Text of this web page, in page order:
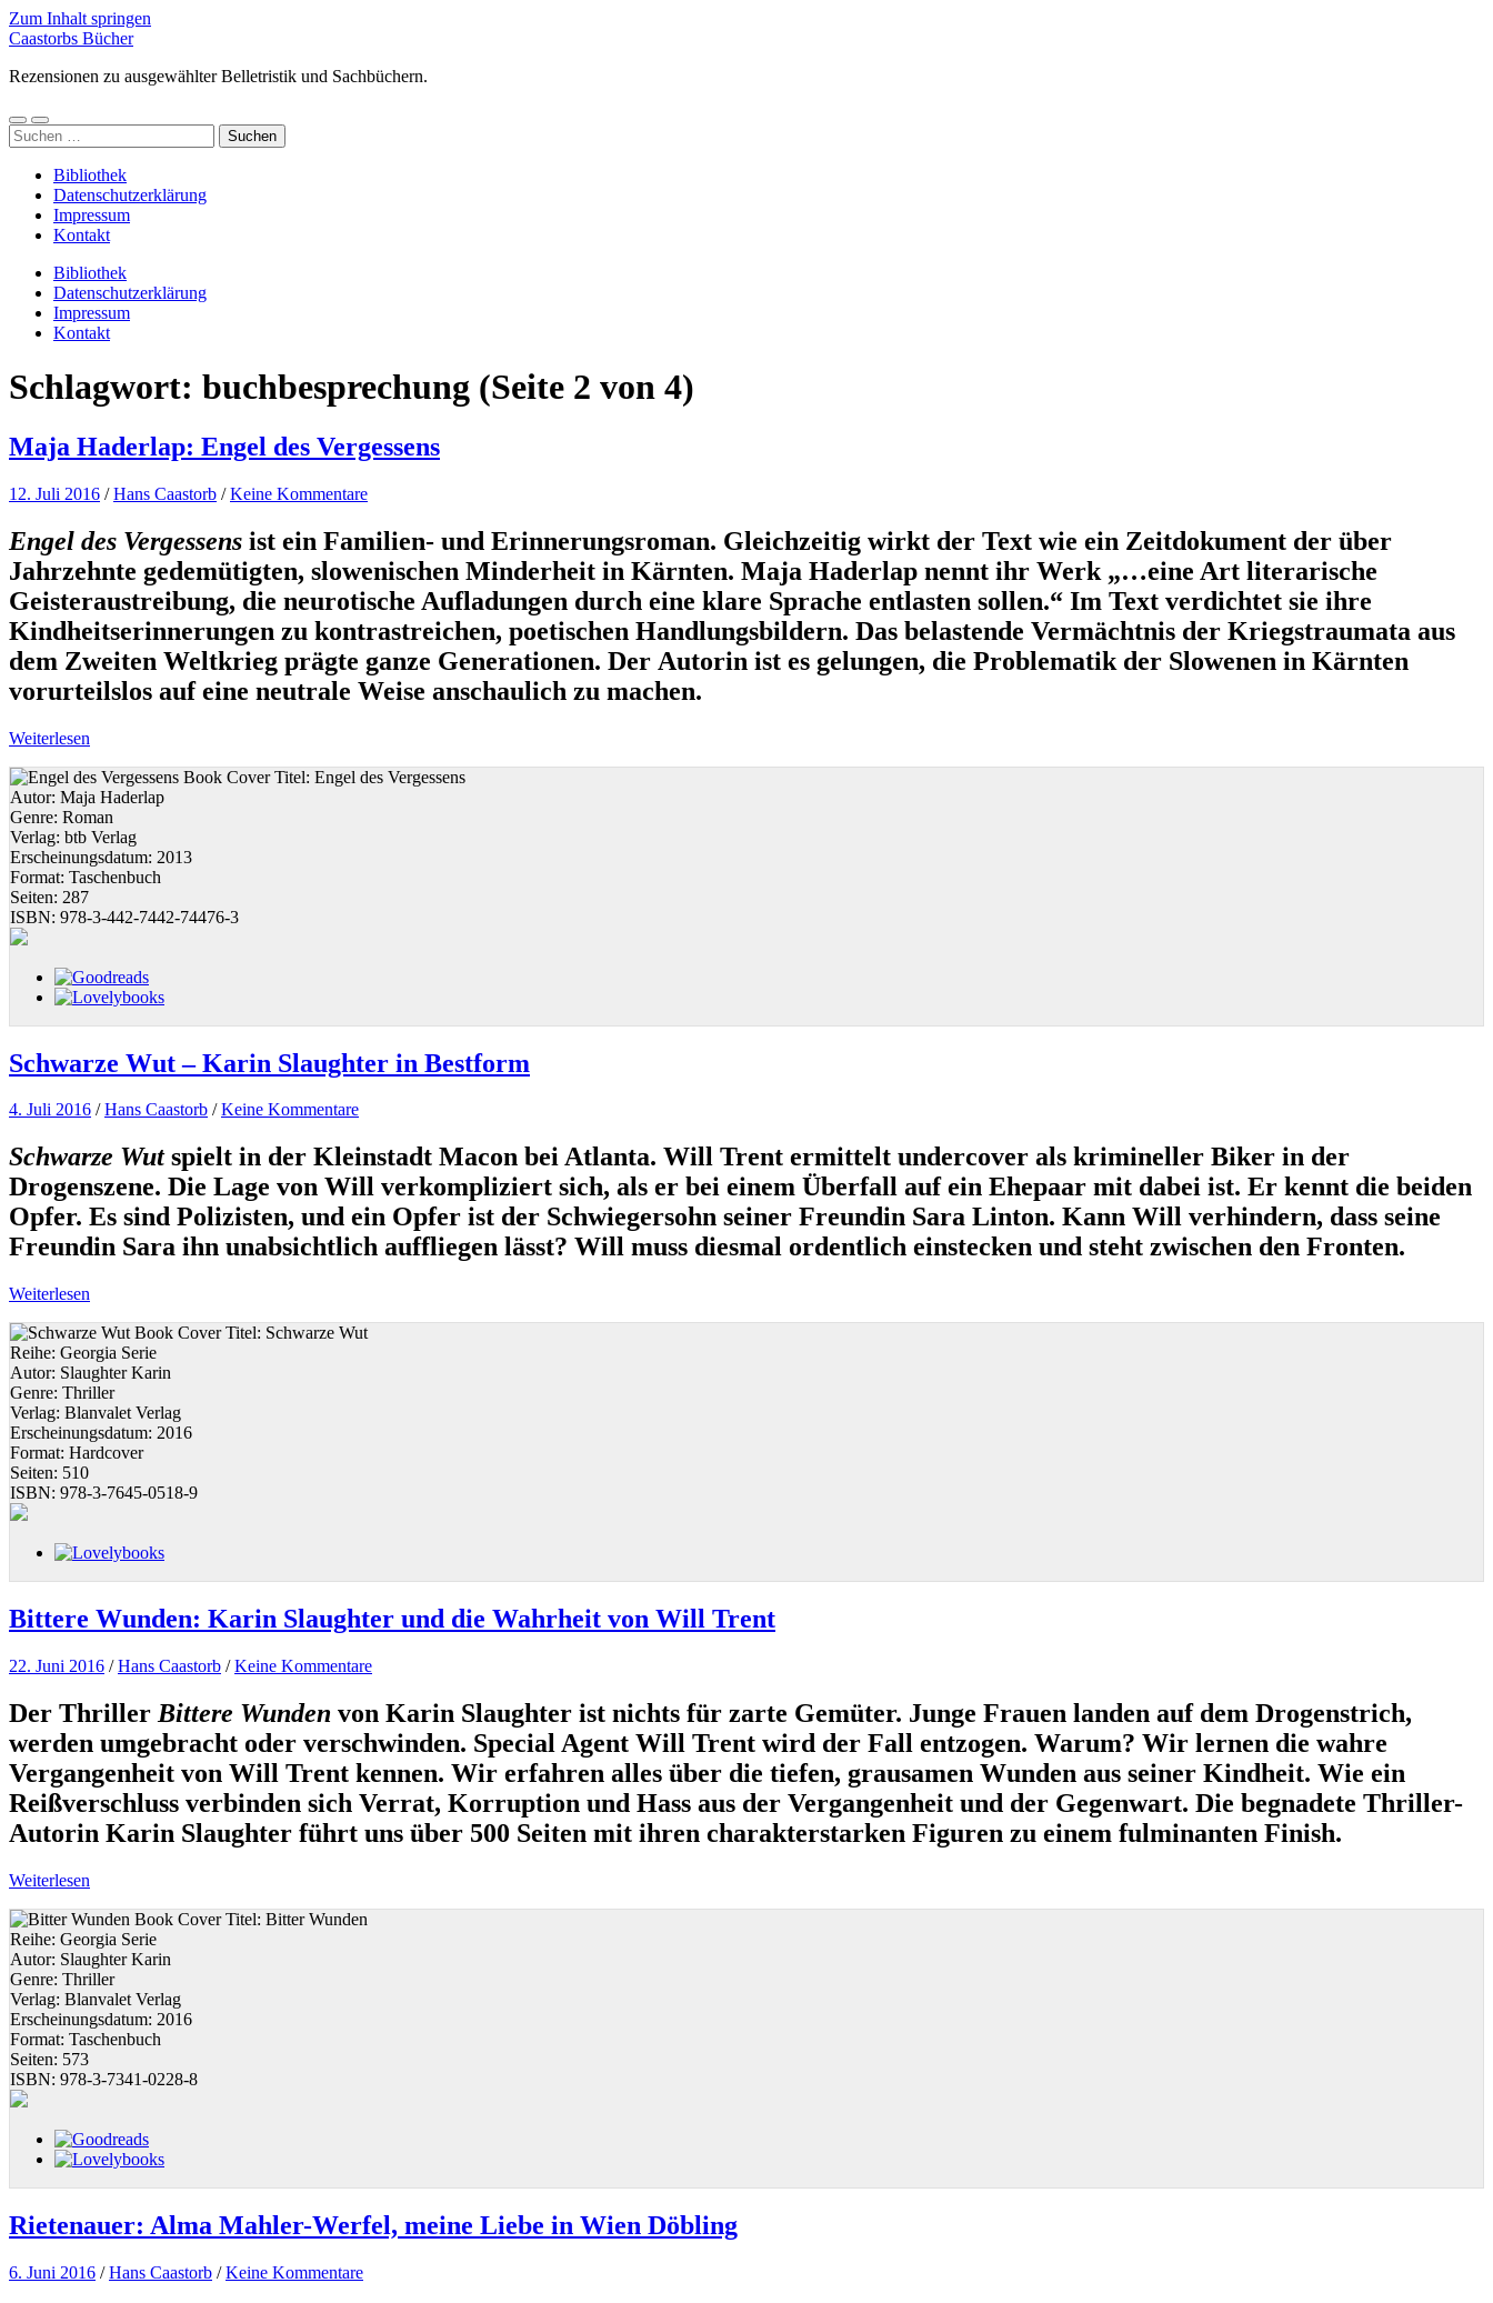
Zum Inhalt springen
Caastorbs Bücher
Rezensionen zu ausgewählter Belletristik und Sachbüchern.
Mobile-
Menü
Suchfeld
ein-/ausblenden
Suchen
nach:
Bibliothek
Datenschutzerklärung
Impressum
Kontakt
Bibliothek
Datenschutzerklärung
Impressum
Kontakt
Schlagwort: buchbesprechung (Seite 2 von 4)
Maja Haderlap: Engel des Vergessens
12. Juli 2016 /Hans Caastorb /Keine Kommentare
Engel des Vergessens ist ein Familien- und Erinnerungsroman. Gleichzeitig wirkt der Text wie ein Zeitdokument der über
Jahrzehnte gedemütigten, slowenischen Minderheit in Kärnten. Maja Haderlap nennt ihr Werk „…eine Art literarische
Geisteraustreibung, die neurotische Aufladungen durch eine klare Sprache entlasten sollen.“ Im Text verdichtet sie ihre
Kindheitserinnerungen zu kontrastreichen, poetischen Handlungsbildern. Das belastende Vermächtnis der Kriegstraumata aus
dem Zweiten Weltkrieg prägte ganze Generationen. Der Autorin ist es gelungen, die Problematik der Slowenen in Kärnten
vorurteilslos auf eine neutrale Weise anschaulich zu machen.
Weiterlesen
Titel: Engel des Vergessens
Autor: Maja Haderlap
Genre: Roman
Verlag: btb Verlag
Erscheinungsdatum: 2013
Format: Taschenbuch
Seiten: 287
ISBN: 978-3-442-7442-74476-3
Schwarze Wut – Karin Slaughter in Bestform
4. Juli 2016 /Hans Caastorb /Keine Kommentare
Schwarze Wutspielt in der Kleinstadt Macon bei Atlanta. Will Trent ermittelt undercover als krimineller Biker in der
Drogenszene. Die Lage von Will verkompliziert sich, als er bei einem Überfall auf ein Ehepaar mit dabei ist. Er kennt die beiden
Opfer. Es sind Polizisten, und ein Opfer ist der Schwiegersohn seiner Freundin Sara Linton. Kann Will verhindern, dass seine
Freundin Sara ihn unabsichtlich auffliegen lässt? Will muss diesmal ordentlich einstecken und steht zwischen den Fronten.
Weiterlesen
Titel: Schwarze Wut
Reihe: Georgia Serie
Autor: Slaughter Karin
Genre: Thriller
Verlag: Blanvalet Verlag
Erscheinungsdatum: 2016
Format: Hardcover
Seiten: 510
ISBN: 978-3-7645-0518-9
Bittere Wunden: Karin Slaughter und die Wahrheit von Will Trent
22. Juni 2016 /Hans Caastorb /Keine Kommentare
Der Thriller Bittere Wunden von Karin Slaughter ist nichts für zarte Gemüter. Junge Frauen landen auf dem Drogenstrich,
werden umgebracht oder verschwinden. Special Agent Will Trent wird der Fall entzogen. Warum? Wir lernen die wahre
Vergangenheit von Will Trent kennen. Wir erfahren alles über die tiefen, grausamen Wunden aus seiner Kindheit. Wie ein
Reißverschluss verbinden sich Verrat, Korruption und Hass aus der Vergangenheit und der Gegenwart. Die begnadete Thriller-
Autorin Karin Slaughter führt uns über 500 Seiten mit ihren charakterstarken Figuren zu einem fulminanten Finish.
Weiterlesen
Titel: Bitter Wunden
Reihe: Georgia Serie
Autor: Slaughter Karin
Genre: Thriller
Verlag: Blanvalet Verlag
Erscheinungsdatum: 2016
Format: Taschenbuch
Seiten: 573
ISBN: 978-3-7341-0228-8
Rietenauer: Alma Mahler-Werfel, meine Liebe in Wien Döbling
6. Juni 2016 /Hans Caastorb /Keine Kommentare